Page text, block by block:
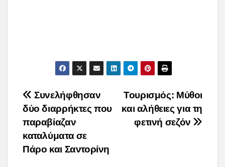
Post
navigation
Τουρισμός: Μύθοι
και αλήθειες για τη
φετινή σεζόν
Συνελήφθησαν
δύο διαρρήκτες που
παραβίαζαν
καταλύματα σε
Πάρο και Σαντορίνη